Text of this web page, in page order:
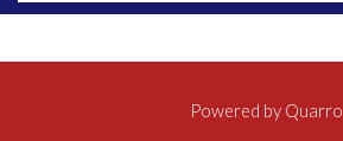
Powered by Quarro